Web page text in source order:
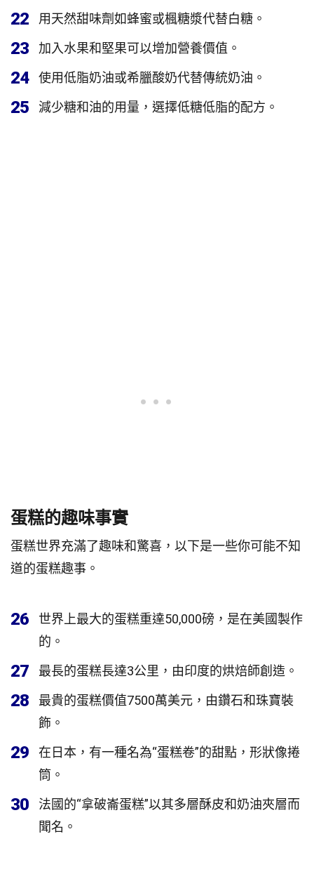
22 用天然甜味劑如蜂蜜或楓糖漿代替白糖。
23 加入水果和堅果可以增加營養價值。
24 使用低脂奶油或希臘酸奶代替傳統奶油。
25 減少糖和油的用量，選擇低糖低脂的配方。
蛋糕的趣味事實
蛋糕世界充滿了趣味和驚喜，以下是一些你可能不知
道的蛋糕趣事。
26
世界上最大的蛋糕重達50,000磅，是在美國製作
的。
27 最長的蛋糕長達3公里，由印度的烘焙師創造。
28
最貴的蛋糕價值7500萬美元，由鑽石和珠寶裝
飾。
29
在日本，有一種名為“蛋糕卷”的甜點，形狀像捲
筒。
30
法國的“拿破崙蛋糕”以其多層酥皮和奶油夾層而
聞名。